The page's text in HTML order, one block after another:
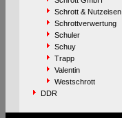
Schrott & Nutzeisen
Schrottverwertung
Schuler
Schuy
Trapp
Valentin
Westschrott
DDR